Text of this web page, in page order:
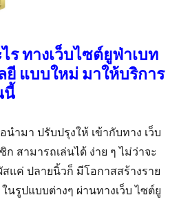
ร ทางเว็บไซต์ยูฟ่าเบท
ยี แบบใหม่ มาให้บริการ
นี้
นำมา ปรับปรุงให้ เข้ากับทาง เว็บ
สามารถเล่นได้ ง่าย ๆ ไม่ว่าจะ
แค่ ปลายนิ้วก็ มีโอกาสสร้างราย
นรูปแบบต่างๆ ผ่านทางเว็บ ไซต์ยู